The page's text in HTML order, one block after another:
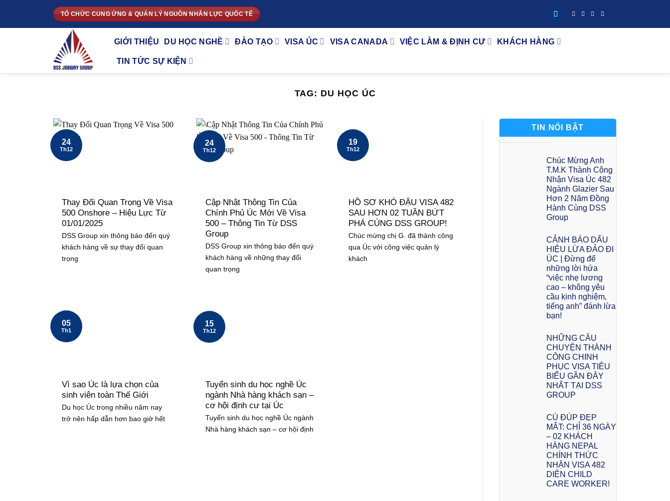
nội
TỔ CHỨC CUNG ỨNG & QUẢN LÝ NGUỒN NHÂN LỰC QUỐC TẾ
GIỚI THIỆU DU HỌC NGHỀ ĐÀO TẠO VISA ÚC VISA CANADA VIỆC LÀM & ĐỊNH CƯ KHÁCH HÀNG
TIN TỨC SỰ KIỆN
TAG: DU HỌC ÚC
Thay Đổi Quan Trọng Về Visa
500 Onshore – Hiệu Lực Từ
01/01/2025
DSS Group xin thông báo đến quý
khách hàng về sự thay đổi quan
trọng
24
Th12
Cập Nhật Thông Tin Của
Chính Phủ Úc Mới Về Visa
500 – Thông Tin Từ DSS
Group
DSS Group xin thông báo đến quý
khách hàng về những thay đổi
quan trọng
24
Th12
HỒ SƠ KHÓ ĐẬU VISA 482
SAU HƠN 02 TUẦN BỨT
PHÁ CÙNG DSS GROUP!
Chúc mừng chị G. đã thành công
qua Úc với công việc quản lý
khách
19
Th12
Vì sao Úc là lựa chọn của
sinh viên toàn Thế Giới
Du học Úc trong nhiều năm nay
trở nên hấp dẫn hơn bao giờ hết
05
Th1
Tuyển sinh du học nghề Úc
ngành Nhà hàng khách sạn –
cơ hội định cư tại Úc
Tuyển sinh du học nghề Úc ngành
Nhà hàng khách sạn – cơ hội định
15
Th12
TIN NỔI BẬT
Chúc Mừng Anh
T.M.K Thành Công
Nhận Visa Úc 482
Ngành Glazier Sau
Hơn 2 Năm Đồng
Hành Cùng DSS
Group
CẢNH BÁO DẤU
HIỆU LỪA ĐẢO ĐI
ÚC | Đừng để
những lời hứa
“việc nhẹ lương
cao – không yêu
cầu kinh nghiệm,
tiếng anh” đánh lừa
bạn!
NHỮNG CÂU
CHUYỆN THÀNH
CÔNG CHINH
PHỤC VISA TIÊU
BIỂU GẦN ĐÂY
NHẤT TẠI DSS
GROUP
CÚ ĐÚP ĐẸP
MẮT: CHỈ 36 NGÀY
– 02 KHÁCH
HÀNG NEPAL
CHÍNH THỨC
NHẬN VISA 482
DIỆN CHILD
CARE WORKER!